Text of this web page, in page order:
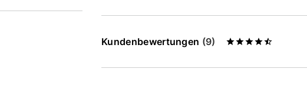
Kundenbewertungen (9)